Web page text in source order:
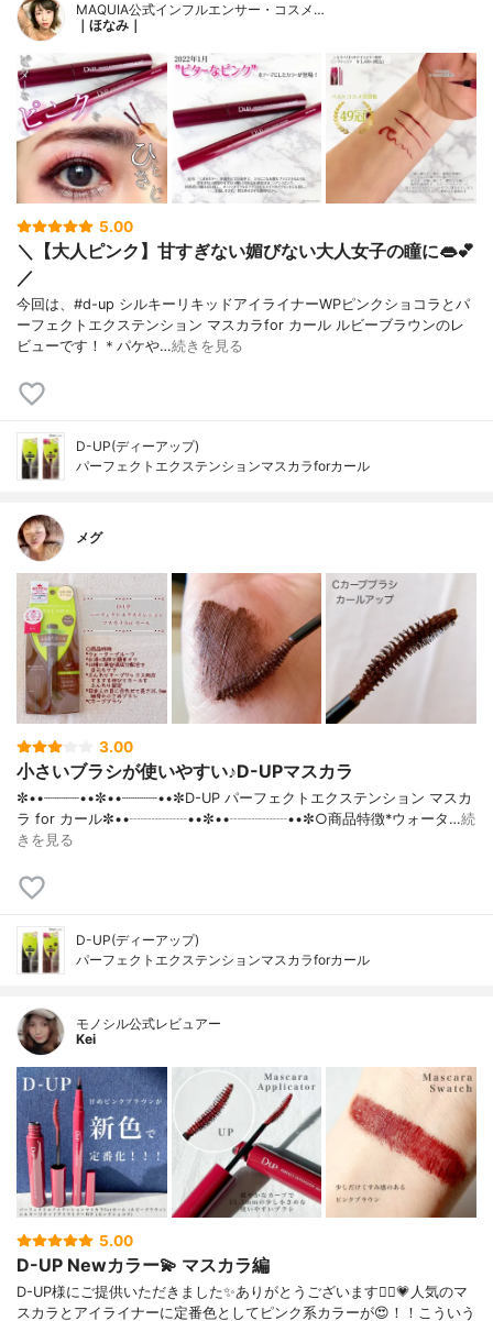
MAQUIA公式インフルエンサー・コスメ…
｜ほなみ｜
5.00
＼【大人ピンク】甘すぎない媚びない大人女子の瞳に👄💕
／
今回は、#d-up シルキーリキッドアイライナーWPピンクショコラとパ
ーフェクトエクステンション マスカラfor カール ルビーブラウンのレ
ビューです！＊パケや…続きを見る
D-UP(ディーアップ)
パーフェクトエクステンションマスカラforカール
メグ
3.00
小さいブラシが使いやすい♪D-UPマスカラ
✼••┈┈┈┈••✼••┈┈┈┈••✼D-UP パーフェクトエクステンション マスカ
ラ for カール✼••┈┈┈┈••✼••┈┈┈┈••✼○商品特徴*ウォータ…続
きを見る
D-UP(ディーアップ)
パーフェクトエクステンションマスカラforカール
モノシル公式レビュアー
Kei
5.00
D-UP Newカラー💫 マスカラ編
D-UP様にご提供いただきました✨ありがとうございます🙇‍♀️💗人気のマ
スカラとアイライナーに定番色としてピンク系カラーが😍！！こういう